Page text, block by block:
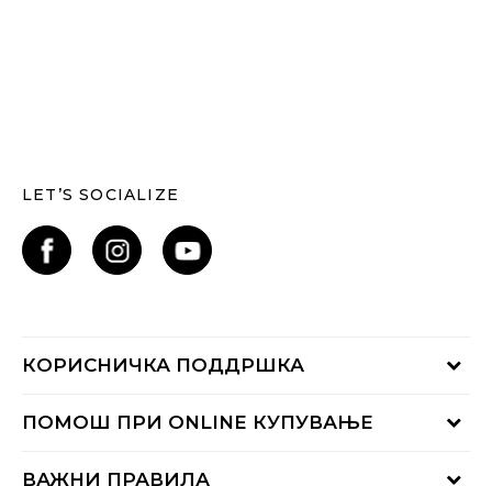
LET’S SOCIALIZE
КОРИСНИЧКА ПОДДРШКА
ПОМОШ ПРИ ONLINE КУПУВАЊЕ
ВАЖНИ ПРАВИЛА